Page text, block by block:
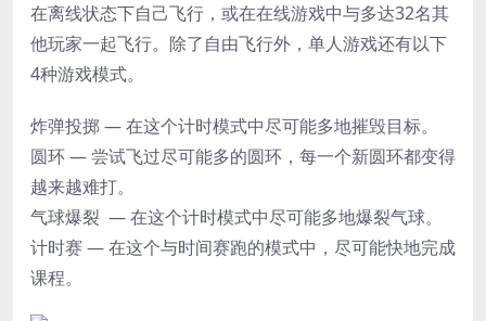
在离线状态下自己飞行，或在在线游戏中与多达32名其
他玩家一起飞行。除了自由飞行外，单人游戏还有以下
4种游戏模式。
炸弹投掷 — 在这个计时模式中尽可能多地摧毁目标。
圆环 — 尝试飞过尽可能多的圆环，每一个新圆环都变得
越来越难打。
气球爆裂 — 在这个计时模式中尽可能多地爆裂气球。
计时赛 — 在这个与时间赛跑的模式中，尽可能快地完成
课程。